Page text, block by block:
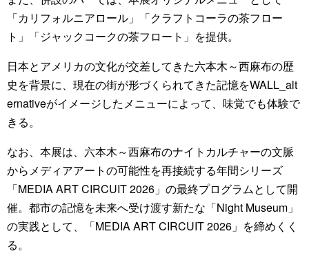
「カリフォルニアロール」「クラフトコーラの茶フロー
ト」「ジャックコークの茶フロート」を提供。
日本とアメリカの文化が交差してきた六本木～西麻布の歴
史を背景に、現在の街が形づくられてきた記憶をWALL_alt
ernativeがイメージしたメニューによって、味覚でも体験で
きる。
なお、本展は、六本木～西麻布のナイトカルチャーの文脈
からメディアアートの可能性を再接続する年間シリーズ
「MEDIA ART CIRCUIT 2026」の最終プログラムとして開
催。都市の記憶を未来へ受け渡す新たな「Night Museum」
の実践として、「MEDIA ART CIRCUIT 2026」を締めくく
る。